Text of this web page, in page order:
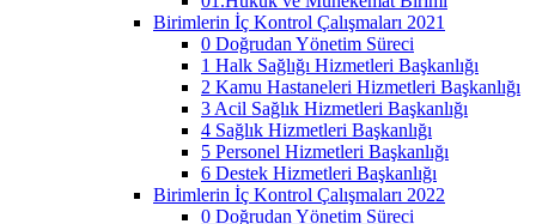
Birimlerin İç Kontrol Çalışmaları 2021
0 Doğrudan Yönetim Süreci
1 Halk Sağlığı Hizmetleri Başkanlığı
2 Kamu Hastaneleri Hizmetleri Başkanlığı
3 Acil Sağlık Hizmetleri Başkanlığı
4 Sağlık Hizmetleri Başkanlığı
5 Personel Hizmetleri Başkanlığı
6 Destek Hizmetleri Başkanlığı
Birimlerin İç Kontrol Çalışmaları 2022
0 Doğrudan Yönetim Süreci